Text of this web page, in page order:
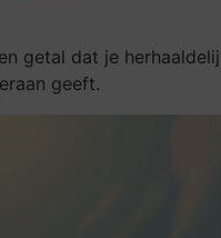
getal dat je
geeft.